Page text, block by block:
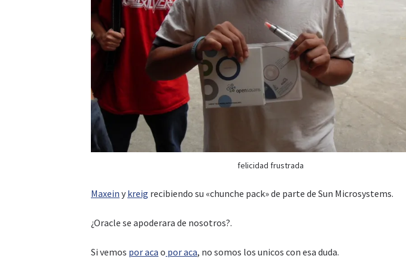
felicidad frustrada
Maxein y kreig recibiendo su «chunche pack» de parte de Sun Microsystems.
¿Oracle se apoderara de nosotros?.
Si vemos por aca o por aca, no somos los unicos con esa duda.